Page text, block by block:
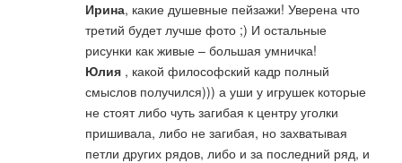
Ирина, какие душевные пейзажи! Уверена что
третий будет лучше фото ;) И остальные
рисунки как живые – большая умничка!
Юлия , какой философский кадр полный
смыслов получился))) а уши у игрушек которые
не стоят либо чуть загибая к центру уголки
пришивала, либо не загибая, но захватывая
петли других рядов, либо и за последний ряд, и